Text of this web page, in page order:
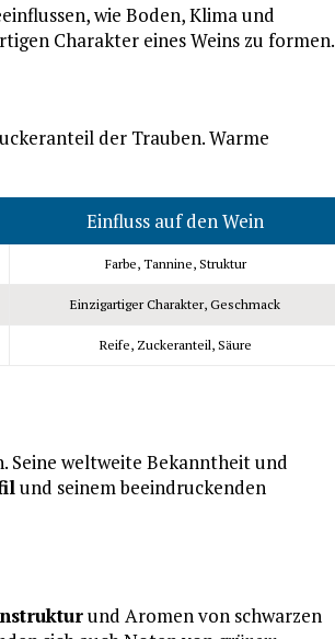
wie Boden, Klima und
Charakter eines Weins zu formen.
der Trauben. Warme
Einfluss auf den Wein
Farbe, Tannine, Struktur
Einzigartiger Charakter, Geschmack
Reife, Zuckeranteil, Säure
Seine weltweite Bekanntheit und
und seinem beeindruckenden
und Aromen von schwarzen